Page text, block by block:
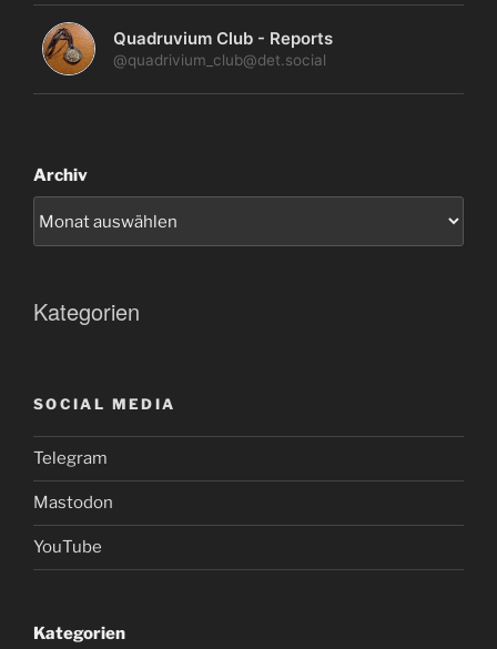
Quadruvium Club - Reports
@quadrivium_club@det.social
Archiv
Kategorien
SOCIAL MEDIA
Telegram
Mastodon
YouTube
Kategorien